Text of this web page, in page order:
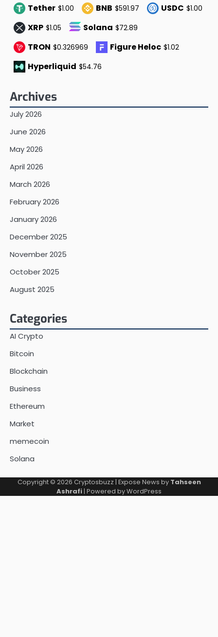
Tether $1.00 BNB $591.97 USDC $1.00
XRP $1.05 Solana $72.89
TRON $0.326969 Figure Heloc $1.02
Hyperliquid $54.76
Archives
July 2026
June 2026
May 2026
April 2026
March 2026
February 2026
January 2026
December 2025
November 2025
October 2025
August 2025
Categories
AI Crypto
Bitcoin
Blockchain
Business
Ethereum
Market
memecoin
Solana
Copyright © 2026 Cryptosbuzz | Expose News by Tahseen
Ashrafi | Powered byWordPress